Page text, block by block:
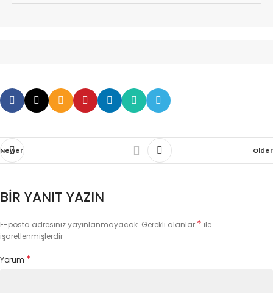
da maliyet açısından daha uygun olabilir.
Newer Older
BIR YANIT YAZIN
E-posta adresiniz yayınlanmayacak. Gerekli alanlar * ile
işaretlenmişlerdir
Yorum *